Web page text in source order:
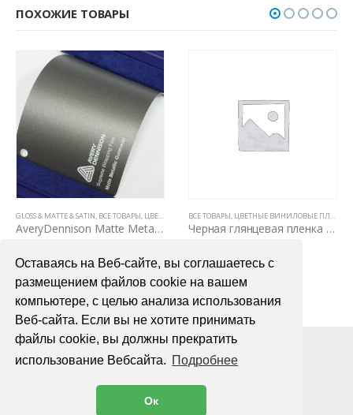
Оставаясь на Веб-сайте, вы соглашаетесь с
размещением файлов cookie на вашем
компьютере, с целью анализа использования
Веб-сайта. Если вы не хотите принимать
файлы cookie, вы должны прекратить
использование Вебсайта. Подробнее
Ок
ПОХОЖИЕ ТОВАРЫ
АВТОВИНИЛ ORACAL (ГЕРМАНИЯ),GLOSS
GLOSS & MATTE & SATIN, ВСЕ ТОВАРЫ, ЦВЕТНЫЕ ВИНИЛОВЫЕ ПЛЕНКИ
AveryDennison Matte Metallic Gunmetal
В КОРЗИНУ
ВСЕ ТОВАРЫ, ЦВЕТНЫЕ ВИНИЛОВЫЕ ПЛЕНКИ
Черная глянцевая пленка для авто Oracal 551 1,26м
В КОРЗИНУ